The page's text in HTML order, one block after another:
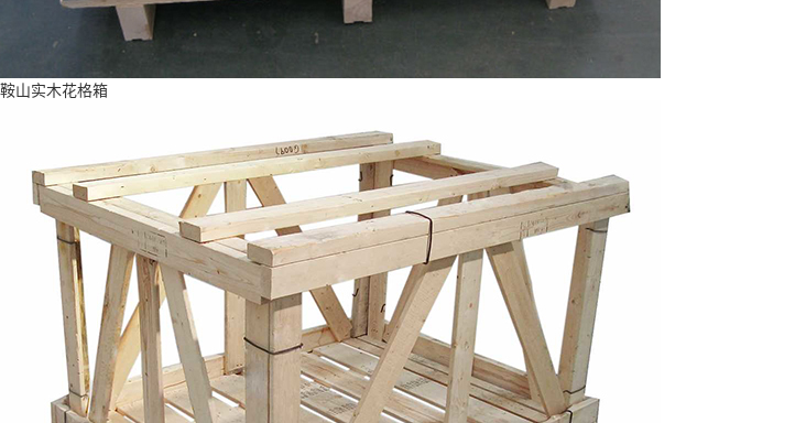
鞍山实木花格箱